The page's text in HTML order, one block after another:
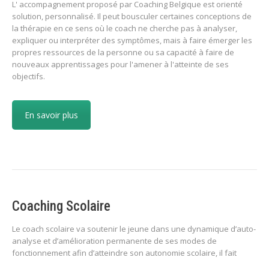
L' accompagnement proposé par Coaching Belgique est orienté
solution, personnalisé. Il peut bousculer certaines conceptions de
la thérapie en ce sens où le coach ne cherche pas à analyser,
expliquer ou interpréter des symptômes, mais à faire émerger les
propres ressources de la personne ou sa capacité à faire de
nouveaux apprentissages pour l'amener à l'atteinte de ses
objectifs.
En savoir plus
Coaching Scolaire
Le coach scolaire va soutenir le jeune dans une dynamique d’auto-
analyse et d’amélioration permanente de ses modes de
fonctionnement afin d’atteindre son autonomie scolaire, il fait